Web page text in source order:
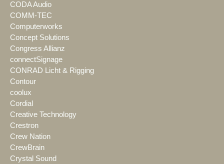
CODA Audio
COMM-TEC
Computerworks
Concept Solutions
Congress Allianz
connectSignage
CONRAD Licht & Rigging
Contour
coolux
Cordial
Creative Technology
Crestron
Crew Nation
CrewBrain
Crystal Sound